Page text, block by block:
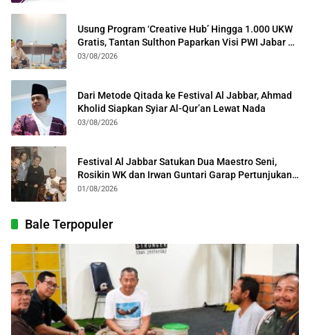
Usung Program ‘Creative Hub’ Hingga 1.000 UKW
Gratis, Tantan Sulthon Paparkan Visi PWI Jabar di
Kota Bogor
03/08/2026
Dari Metode Qitada ke Festival Al Jabbar, Ahmad
Kholid Siapkan Syiar Al-Qur’an Lewat Nada
03/08/2026
Festival Al Jabbar Satukan Dua Maestro Seni,
Rosikin WK dan Irwan Guntari Garap Pertunjukan
Kolosal
01/08/2026
Bale Terpopuler